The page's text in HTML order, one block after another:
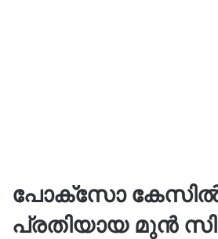
പോക്സോ
പ്രതിയായ മുന്‍